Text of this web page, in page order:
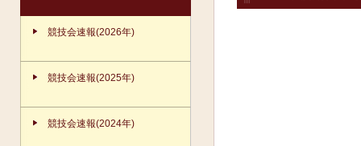
競技会速報(2026年)
競技会速報(2025年)
競技会速報(2024年)